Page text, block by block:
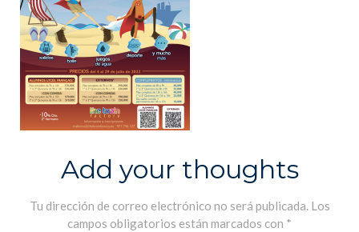
Add your thoughts
Tu dirección de correo electrónico no será publicada. Los
campos obligatorios están marcados con *